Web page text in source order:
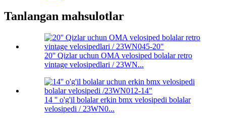
Tanlangan mahsulotlar
20'' Qizlar uchun OMA velosiped bolalar retro
vintage velosipedlari / 23WN...
14 '' o'g'il bolalar erkin bmx velosipedi bolalar
velosipedi / 23WN0...